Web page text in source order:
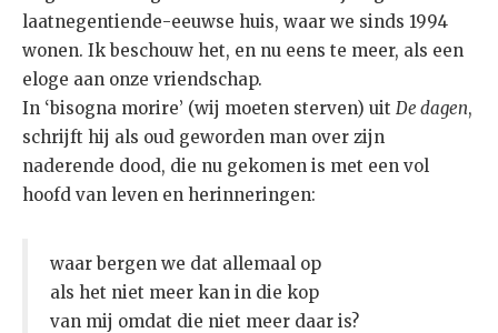
laatnegentiende-eeuwse huis, waar we sinds 1994
wonen. Ik beschouw het, en nu eens te meer, als een
eloge aan onze vriendschap.
In ‘bisogna morire’ (wij moeten sterven) uit De dagen,
schrijft hij als oud geworden man over zijn
naderende dood, die nu gekomen is met een vol
hoofd van leven en herinneringen:
waar bergen we dat allemaal op
als het niet meer kan in die kop
van mij omdat die niet meer daar is?